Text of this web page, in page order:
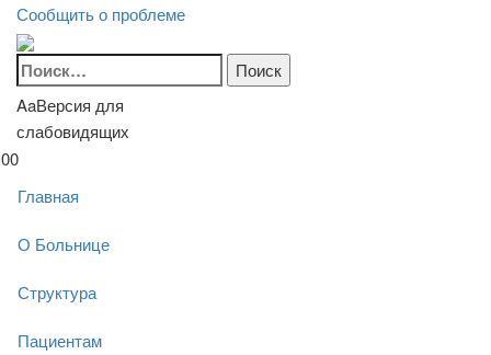
Сообщить о проблеме
Найти:
AaВерсия для
слабовидящих
00
Главная
О Больнице
Структура
Пациентам